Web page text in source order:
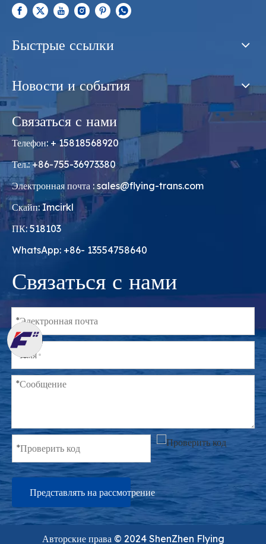
Быстрые ссылки
Новости и события
Связаться с нами
Телефон: + 15818568920
Тел.: +86-755-36973380
Электронная почта :sales@flying-trans.com
Скайп: Imcirkl
ПК: 518103
WhatsApp: +86- 13554758640
Связаться с нами
Представлять на рассмотрение
Авторские права ©️ 2024 ShenZhen Flying